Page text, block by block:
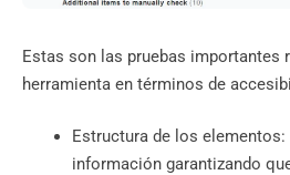
Estas son las pruebas importantes
herramienta en términos de
Estructura de los
información garantizando